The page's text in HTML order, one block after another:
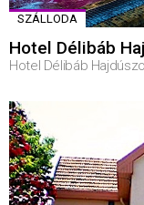
SZÁLLODA
Hotel Délibáb
Hotel Délibáb